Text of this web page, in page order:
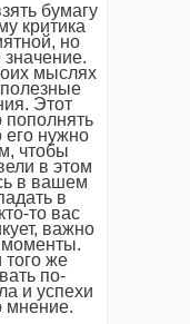
бумагу
критика
но
мыслях
Этот
пополнять
его нужно
чтобы
в этом
в вашем
в
то вас
важно
моменты.
того же
по-
и успехи
мнение.